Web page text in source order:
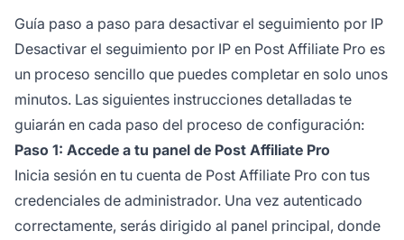
Guía paso a paso para desactivar el seguimiento por IP
Desactivar el seguimiento por IP en Post Affiliate Pro es
un proceso sencillo que puedes completar en solo unos
minutos. Las siguientes instrucciones detalladas te
guiarán en cada paso del proceso de configuración:
Paso 1: Accede a tu panel de Post Affiliate Pro
Inicia sesión en tu cuenta de Post Affiliate Pro con tus
credenciales de administrador. Una vez autenticado
correctamente, serás dirigido al panel principal, donde